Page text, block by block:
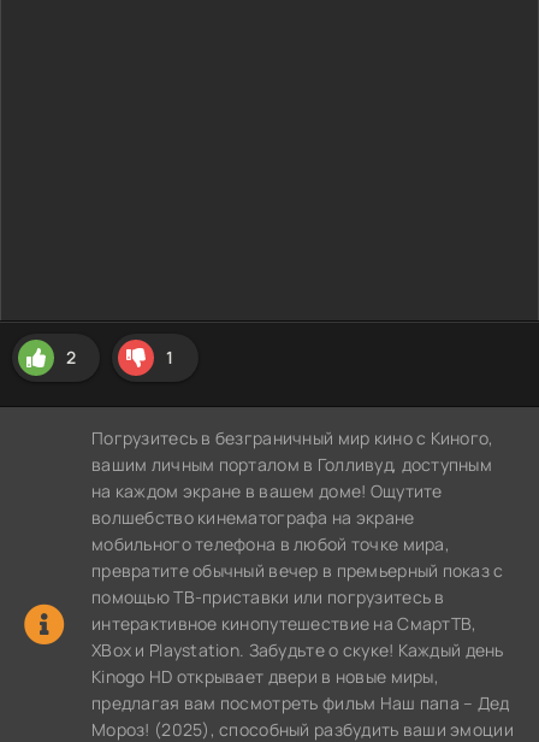
2 1
Погрузитесь в безграничный мир кино с Киного,
вашим личным порталом в Голливуд, доступным
на каждом экране в вашем доме! Ощутите
волшебство кинематографа на экране
мобильного телефона в любой точке мира,
превратите обычный вечер в премьерный показ с
помощью ТВ-приставки или погрузитесь в
интерактивное кинопутешествие на СмартТВ,
XBox и Playstation. Забудьте о скуке! Каждый день
Kinogo HD открывает двери в новые миры,
предлагая вам посмотреть фильм Наш папа – Дед
Мороз! (2025), способный разбудить ваши эмоции